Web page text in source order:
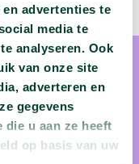
advertenties te
media te
analyseren. Ook
van onze site
adverteren en
gegevens
u aan ze heeft
op basis van uw